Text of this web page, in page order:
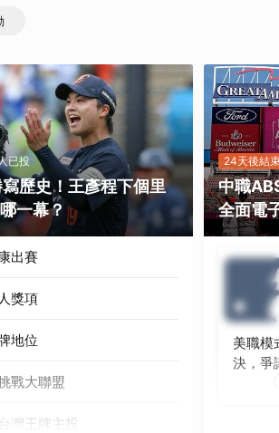
已投
歷史！王彥程下個里
一幕？
出賽
獎項
地位
戰大聯盟
灣王牌主投
24天後結
中職
全面電
美職模
決，爭